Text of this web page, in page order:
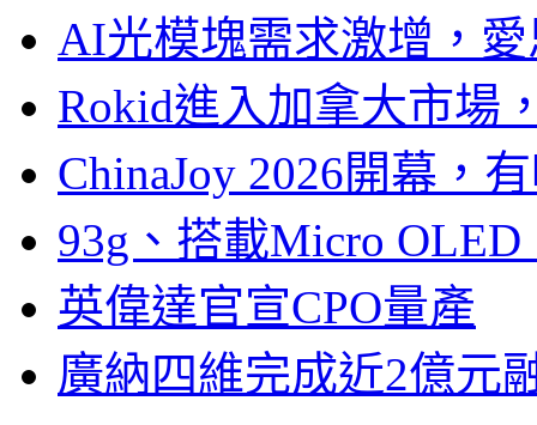
AI光模塊需求激增，
Rokid進入加拿大市場
ChinaJoy 2026開幕，
93g、搭載Micro
英偉達官宣CPO量產
廣納四維完成近2億元